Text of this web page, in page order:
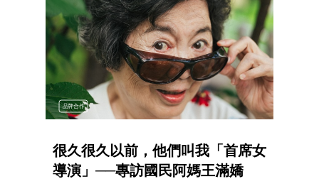
品牌合作
很久很久以前，他們叫我「首席女
導演」──專訪國民阿媽王滿嬌